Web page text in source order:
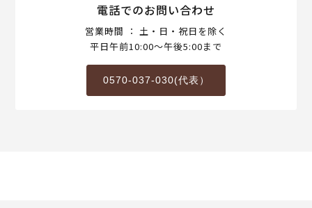
電話でのお問い合わせ
営業時間 ： 土・日・祝日を除く
平日午前10:00～午後5:00まで
0570-037-030(代表）